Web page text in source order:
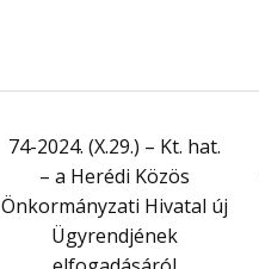
74-2024. (X.29.) – Kt. hat.
– a Herédi Közös
Önkormányzati Hivatal új
Ügyrendjének